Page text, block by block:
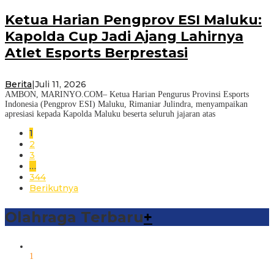
Ketua Harian Pengprov ESI Maluku:
Kapolda Cup Jadi Ajang Lahirnya
Atlet Esports Berprestasi
Berita Juli 11, 2026
AMBON, MARINYO.COM– Ketua Harian Pengurus Provinsi Esports
Indonesia (Pengprov ESI) Maluku, Rimaniar Julindra, menyampaikan
apresiasi kepada Kapolda Maluku beserta seluruh jajaran atas
1
2
3
…
344
Berikutnya
Olahraga Terbaru+
1